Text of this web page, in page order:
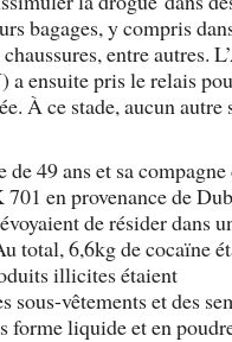
bagages, y compris
entre autres.
ensuite pris le relais
À ce stade, aucun autre
49 ans et sa compagne
en provenance de
de résider dans
total, 6,6kg de cocaïne
illicites étaient
sous-vêtements et des
forme liquide et en